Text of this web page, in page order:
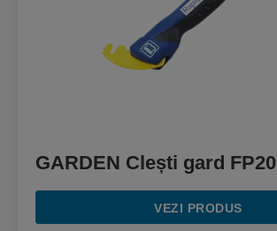
GARDEN Clești gard FP20
VEZI PRODUS